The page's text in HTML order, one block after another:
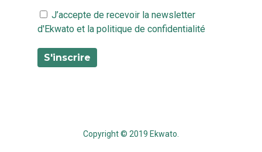
J’accepte de recevoir la newsletter
d'Ekwato et la politique de confidentialité
Copyright © 2019 Ekwato.